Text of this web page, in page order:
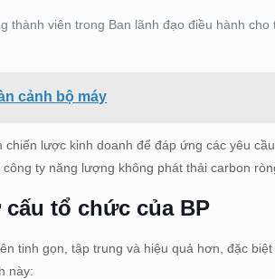
thành viên trong Ban lãnh đạo điều hành
cảnh bộ máy
lược kinh doanh để đáp ứng các yêu
ty năng lượng không phát thải carbon
tổ chức của BP
tinh gọn, tập trung và hiệu quả hơn, đặc
này: